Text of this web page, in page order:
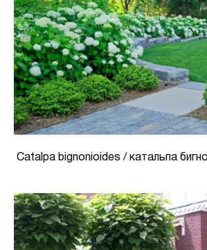
Catalpa bignonioides / катальпа